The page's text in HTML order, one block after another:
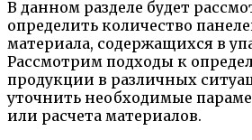
В данном разделе будет
определить количество
материала, содержащихся в
Рассмотрим подходы к
продукции в различных
уточнить необходимые
или расчета материалов.